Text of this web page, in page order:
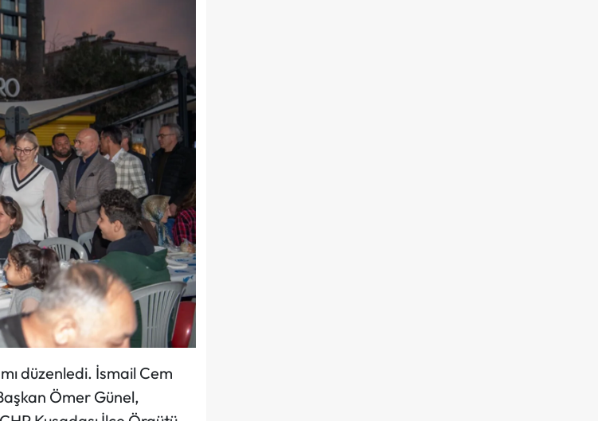
düzenledi. İsmail Cem
Ömer Günel,